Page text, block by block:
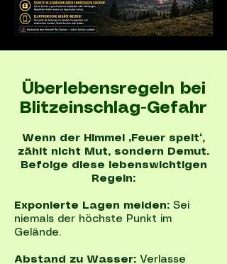
Überlebensregeln bei
Blitzeinschlag-Gefahr
Wenn der Himmel „Feuer speit“,
zählt nicht Mut, sondern Demut.
Befolge diese lebenswichtigen
Regeln:
Exponierte Lagen meiden: Sei
niemals der höchste Punkt im
Gelände.
Abstand zu Wasser: Verlasse